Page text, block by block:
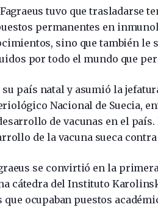
tuvo que trasladarse
permanentes en
sino que también le
por todo el mundo que
su país natal y asumió la
Nacional de Suecia,
de vacunas en el
de la vacuna sueca
se convirtió en la
cátedra del Instituto
que ocupaban puestos